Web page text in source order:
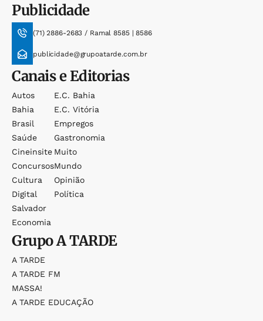
Publicidade
(71) 2886-2683 / Ramal 8585 | 8586
publicidade@grupoatarde.com.br
Canais e Editorias
Autos
Bahia
Brasil
Saúde
Cineinsite
Concursos
Cultura
Digital
Salvador
Economia
E.c. Bahia
E.c. Vitória
Empregos
Gastronomia
Muito
Mundo
Opinião
Política
GrupoA TARDE
A TARDE
A TARDE FM
MASSA!
A TARDE EDUCAÇÃO